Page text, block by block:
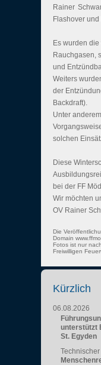
Rainer
Flashover
Es wurden
Rauchgasen,
und
Weiters
der
Backdraft).
Unter
solchen
Diese
bei der FF
Wir möchten
OV Rainer
Die
Domain
Fotos ist nur
Freiwilligen
Kürzlich
06.08.2026
unterstützt
St. Egyden